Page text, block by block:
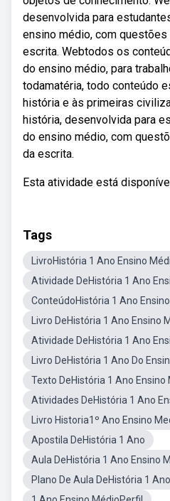
desenvolvida para
ensino médio, com
escrita. Webtodos os
do ensino médio, para
todamatéria, todo conteúdo
história e às primeiras
história, desenvolvida para
do ensino médio, com
da escrita.
Esta atividade está
Tags
LivroHistória 1 Ano Ensino
Atividade DeHistória 1 Ano
ConteúdoHistória 1 Ano
Livro DeHistória 1 Ano Ensino
Atividade DeHistória 1 Ano
Livro DeHistória 1 Ano Do
Texto DeHistória 1 Ano Ensino
Atividades DeHistória 1 Ano
Livro Historia1º Ano Ensino
Apostila DeHistória 1 Ano
Aula DeHistória 1 Ano Ensino
Plano De Aula DeHistória 1